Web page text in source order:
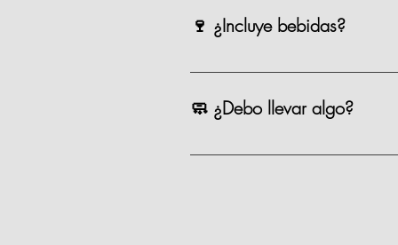
🍷 ¿Incluye bebidas?
Incluye una copa de vino o
🧼 ¿Debo llevar algo?
No, tú solo llegas con ganas de